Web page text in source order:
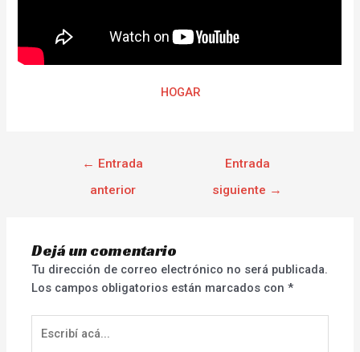
HOGAR
← Entrada
anterior
Entrada
siguiente →
Dejá un comentario
Tu dirección de correo electrónico no será publicada.
Los campos obligatorios están marcados con*
acá...